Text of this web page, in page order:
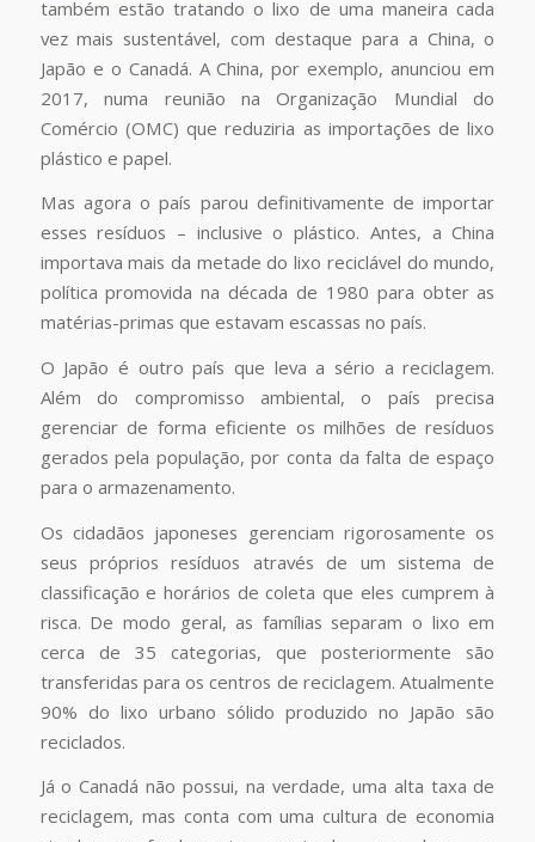
também estão tratando o lixo de uma maneira cada
vez mais sustentável, com destaque para a China, o
Japão e o Canadá. A China, por exemplo, anunciou em
2017, numa reunião na Organização Mundial do
Comércio (OMC) que reduziria as importações de lixo
plástico e papel.
Mas agora o país parou definitivamente de importar
esses resíduos – inclusive o plástico. Antes, a China
importava mais da metade do lixo reciclável do mundo,
política promovida na década de 1980 para obter as
matérias-primas que estavam escassas no país.
O Japão é outro país que leva a sério a reciclagem.
Além do compromisso ambiental, o país precisa
gerenciar de forma eficiente os milhões de resíduos
gerados pela população, por conta da falta de espaço
para o armazenamento.
Os cidadãos japoneses gerenciam rigorosamente os
seus próprios resíduos através de um sistema de
classificação e horários de coleta que eles cumprem à
risca. De modo geral, as famílias separam o lixo em
cerca de 35 categorias, que posteriormente são
transferidas para os centros de reciclagem. Atualmente
90% do lixo urbano sólido produzido no Japão são
reciclados.
Já o Canadá não possui, na verdade, uma alta taxa de
reciclagem, mas conta com uma cultura de economia